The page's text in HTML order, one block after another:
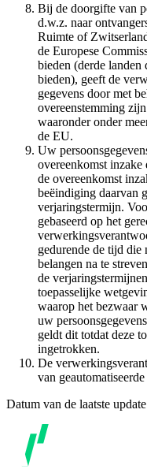
Bij de doorgifte van
d.w.z. naar
Ruimte of
de Europese
bieden (derde landen
bieden), geeft de
gegevens door met
overeenstemming
waaronder onder
de EU.
Uw
overeenkomst
de overeenkomst
beëindiging daarvan
verjaringstermijn.
gebaseerd op het
gedurende de tijd die
belangen na te
de
toepasselijke
waarop het bezwaar
uw
geldt dit totdat deze
ingetrokken.
De
van
Datum van de laatste